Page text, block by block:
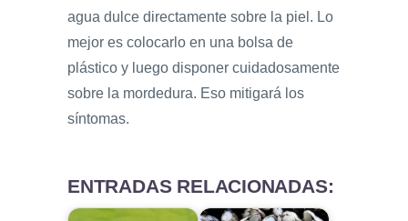
agua dulce directamente sobre la piel. Lo
mejor es colocarlo en una bolsa de
plástico y luego disponer cuidadosamente
sobre la mordedura. Eso mitigará los
síntomas.
ENTRADAS RELACIONADAS: